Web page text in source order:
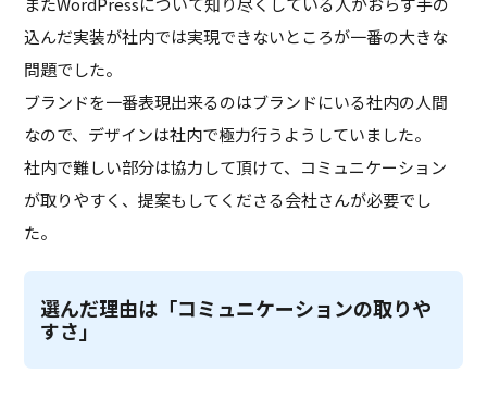
込んだ実装が社内では実現できないところが一番の大きな
問題でした。
ブランドを一番表現出来るのはブランドにいる社内の人間
なので、デザインは社内で極力行うようしていました。
社内で難しい部分は協力して頂けて、コミュニケーション
が取りやすく、提案もしてくださる会社さんが必要でし
た。
選んだ理由は「コミュニケーションの取りや
すさ」